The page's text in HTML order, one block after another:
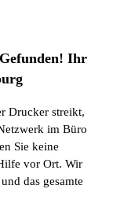
Ihr
Drucker streikt,
im Büro
Sie keine
vor Ort. Wir
das gesamte